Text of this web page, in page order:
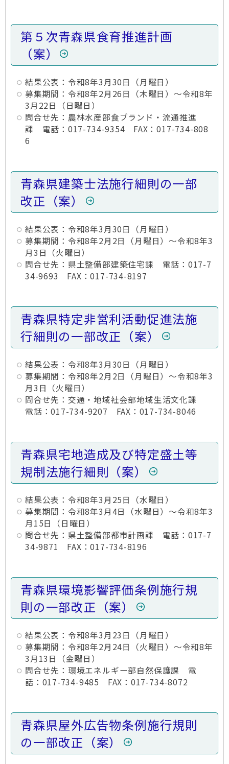
第５次青森県食育推進計画
（案）
結果公表：令和8年3月30日（月曜日）
募集期間：令和8年2月26日（木曜日）～令和8年
3月22日（日曜日）
問合せ先：農林水産部食ブランド・流通推進
課 電話：017-734-9354 FAX：017-734-808
6
青森県建築士法施行細則の一部
改正（案）
結果公表：令和8年3月30日（月曜日）
募集期間：令和8年2月2日（月曜日）～令和8年3
月3日（火曜日）
問合せ先：県土整備部建築住宅課 電話：017-7
34-9693 FAX：017-734-8197
青森県特定非営利活動促進法施
行細則の一部改正（案）
結果公表：令和8年3月30日（月曜日）
募集期間：令和8年2月2日（月曜日）～令和8年3
月3日（火曜日）
問合せ先：交通・地域社会部地域生活文化課
電話：017-734-9207 FAX：017-734-8046
青森県宅地造成及び特定盛土等
規制法施行細則（案）
結果公表：令和8年3月25日（水曜日）
募集期間：令和8年3月4日（水曜日）～令和8年3
月15日（日曜日）
問合せ先：県土整備部都市計画課 電話：017-7
34-9871 FAX：017-734-8196
青森県環境影響評価条例施行規
則の一部改正（案）
結果公表：令和8年3月23日（月曜日）
募集期間：令和8年2月24日（火曜日）～令和8年
3月13日（金曜日）
問合せ先：環境エネルギー部自然保護課 電
話：017-734-9485 FAX：017-734-8072
青森県屋外広告物条例施行規則
の一部改正（案）